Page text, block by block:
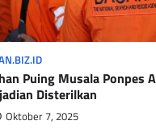
Puing Musala Ponpes
Disterilkan
Oktober 7, 2025